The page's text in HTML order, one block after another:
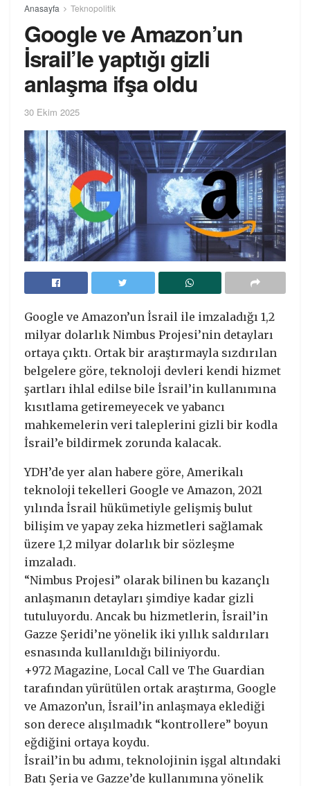
Anasayfa Teknopolitik
Google ve Amazon’un
İsrail’le yaptığı gizli
anlaşma ifşa oldu
30 Ekim 2025
Google ve Amazon’un İsrail ile imzaladığı 1,2
milyar dolarlık Nimbus Projesi’nin detayları
ortaya çıktı. Ortak bir araştırmayla sızdırılan
belgelere göre, teknoloji devleri kendi hizmet
şartları ihlal edilse bile İsrail’in kullanımına
kısıtlama getiremeyecek ve yabancı
mahkemelerin veri taleplerini gizli bir kodla
İsrail’e bildirmek zorunda kalacak.
YDH’de yer alan habere göre, Amerikalı
teknoloji tekelleri Google ve Amazon, 2021
yılında İsrail hükümetiyle gelişmiş bulut
bilişim ve yapay zeka hizmetleri sağlamak
üzere 1,2 milyar dolarlık bir sözleşme
imzaladı.
“Nimbus Projesi” olarak bilinen bu kazançlı
anlaşmanın detayları şimdiye kadar gizli
tutuluyordu. Ancak bu hizmetlerin, İsrail’in
Gazze Şeridi’ne yönelik iki yıllık saldırıları
esnasında kullanıldığı biliniyordu.
+972 Magazine, Local Call ve The Guardian
tarafından yürütülen ortak araştırma, Google
ve Amazon’un, İsrail’in anlaşmaya eklediği
son derece alışılmadık “kontrollere” boyun
eğdiğini ortaya koydu.
İsrail’in bu adımı, teknolojinin işgal altındaki
Batı Şeria ve Gazze’de kullanımına yönelik